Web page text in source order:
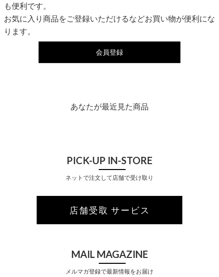
も便利です。
お気に入り商品をご登録いただけるなどお買い物が便利にな
ります。
会員登録
あなたが最近見た商品
PICK-UP IN-STORE
ネットで注文して店舗で受け取り
店舗受取 サービス
MAIL MAGAZINE
メルマガ登録で最新情報をお届け